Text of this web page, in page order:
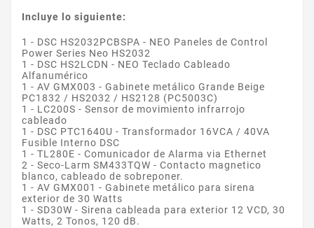
Incluye lo siguiente:
1 - DSC HS2032PCBSPA - NEO Paneles de Control
Power Series Neo HS2032
1 - DSC HS2LCDN - NEO Teclado Cableado
Alfanumérico
1 - AV GMX003 - Gabinete metálico Grande Beige
PC1832 / HS2032 / HS2128 (PC5003C)
1 - LC200S - Sensor de movimiento infrarrojo
cableado
1 - DSC PTC1640U - Transformador 16VCA / 40VA
Fusible Interno DSC
1 - TL280E - Comunicador de Alarma via Ethernet
2 - Seco-Larm SM433TQW - Contacto magnetico
blanco, cableado de sobreponer.
1 - AV GMX001 - Gabinete metálico para sirena
exterior de 30 Watts
1 - SD30W - Sirena cableada para exterior 12 VCD, 30
Watts, 2 Tonos, 120 dB.